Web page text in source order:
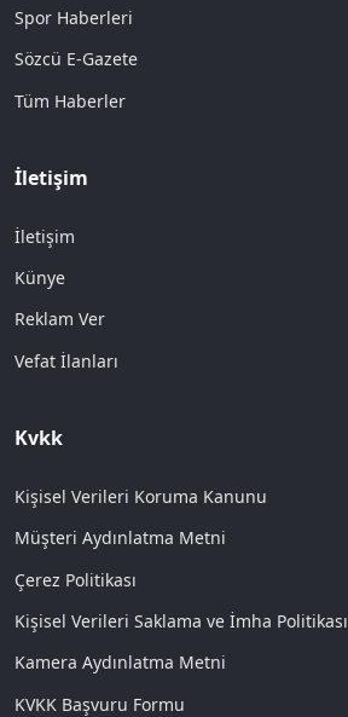
Spor Haberleri
Sözcü E-Gazete
Tüm Haberler
İletişim
İletişim
Künye
Reklam Ver
Vefat İlanları
Kvkk
Kişisel Verileri Koruma Kanunu
Müşteri Aydınlatma Metni
Çerez Politikası
Kişisel Verileri Saklama ve İmha Politikası
Kamera Aydınlatma Metni
KVKK Başvuru Formu